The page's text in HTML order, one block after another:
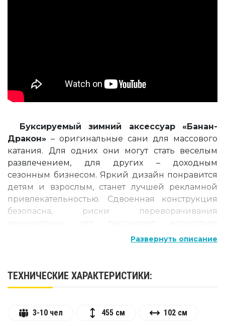
Буксируемый зимний аксессуар «Банан-
Дракон» – оригинальные сани для массового
катания. Для одних они могут стать веселым
развлечением, для других – доходным
сезонным бизнесом. Яркий дизайн понравится
детям и взрослым, станет лучшей рекламной
привлекательностью. Сдвоенная конструкция
безопасна, риски переворачивания
Буксировка осуществляется
аттракциона «Банан-Дракон»
производства компании «ТаймТриал»
Развернуть описание
ТЕХНИЧЕСКИЕ ХАРАКТЕРИСТИКИ:
3-10 чел 455 см 102 см